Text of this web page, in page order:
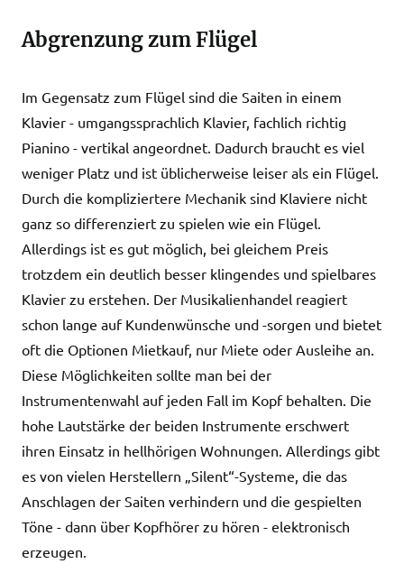
Abgrenzung zum Flügel
Im Gegensatz zum Flügel sind die Saiten in einem
Klavier - umgangssprachlich Klavier, fachlich richtig
Pianino - vertikal angeordnet. Dadurch braucht es viel
weniger Platz und ist üblicherweise leiser als ein Flügel.
Durch die kompliziertere Mechanik sind Klaviere nicht
ganz so differenziert zu spielen wie ein Flügel.
Allerdings ist es gut möglich, bei gleichem Preis
trotzdem ein deutlich besser klingendes und spielbares
Klavier zu erstehen. Der Musikalienhandel reagiert
schon lange auf Kundenwünsche und -sorgen und bietet
oft die Optionen Mietkauf, nur Miete oder Ausleihe an.
Diese Möglichkeiten sollte man bei der
Instrumentenwahl auf jeden Fall im Kopf behalten. Die
hohe Lautstärke der beiden Instrumente erschwert
ihren Einsatz in hellhörigen Wohnungen. Allerdings gibt
es von vielen Herstellern „Silent“-Systeme, die das
Anschlagen der Saiten verhindern und die gespielten
Töne - dann über Kopfhörer zu hören - elektronisch
erzeugen.